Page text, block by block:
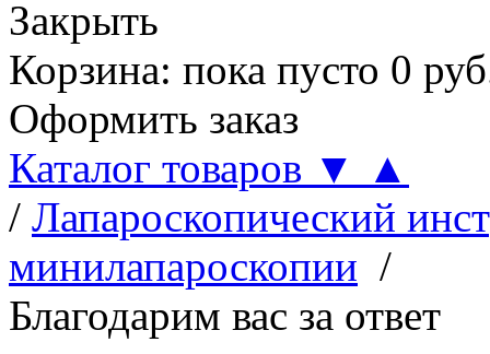
Закрыть
Корзина: пока пусто 0
Оформить заказ
Каталог товаров ▼
▲
/ Лапароскопический
минилапароскопии /
Благодарим вас за ответ